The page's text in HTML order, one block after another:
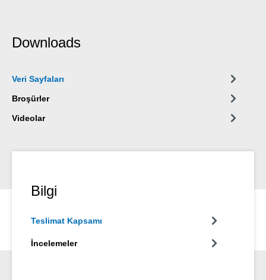
Downloads
Veri Sayfaları
Broşürler
Videolar
Bilgi
Teslimat Kapsamı
İncelemeler